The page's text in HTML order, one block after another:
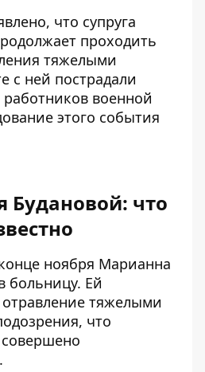
что супруга
проходить
тяжелыми
с ней пострадали
работников военной
этого события
Будановой: что
ноября Марианна
больницу. Ей
тяжелыми
что